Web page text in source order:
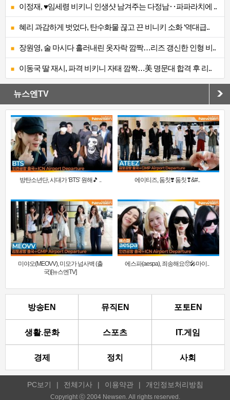
이정재, ♥임세령 비키니 인생샷 남겨주는 다정남‥파파라치에 ..
혜리 과감하게 벗었다, 탄수화물 끊고 끈 비니키 소화 ‘역대급..
장원영, 술 마시다 흘러내린 옷자락 깜짝…리즈 갱신한 인형 비..
이동국 딸 재시, 파격 비키니 자태 깜짝…美 명문대 합격 후 리..
뉴스엔TV
방탄소년단, 시대가 ‘BTS’ 원해🎵 .. 에이티즈, 둠칫❣️ 둠칫❣&#..
미야오(MEOVV), 미모가 넘사벽 (출
국)[뉴스엔TV]
에스파(aespa), 죄송해요🥺🎤마이..
방송EN 뮤직EN 포토EN
생활.문화 스포츠 IT.게임
경제 정치 사회
PC보기 | 전체기사 | 이용약관 | 개인정보처리방침
Copyright ⓒ 2004 Newsen. All rights reserved.